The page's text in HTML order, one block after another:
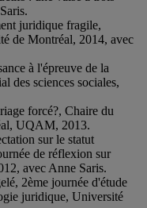
juridique fragile,
de Montréal, 2014, avec
à l'épreuve de la
des sciences sociales,
forcé?, Chaire du
UQAM, 2013.
sur le statut
de réflexion sur
avec Anne Saris.
2ème journée d'étude
juridique, Université